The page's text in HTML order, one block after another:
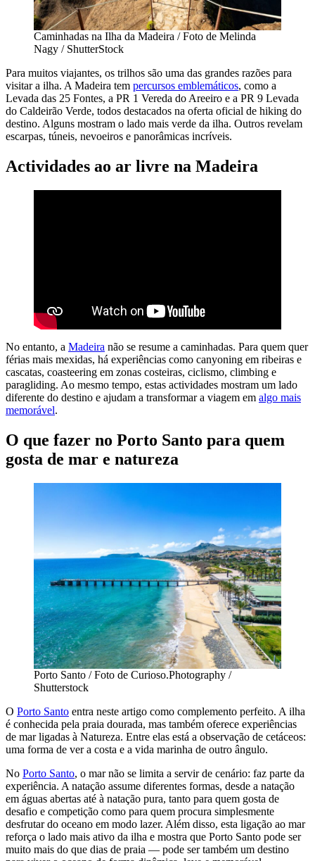
Caminhadas na Ilha da Madeira / Foto de Melinda
Nagy / ShutterStock
Para muitos viajantes, os trilhos são uma das grandes razões para
visitar a ilha. A Madeira tem percursos emblemáticos, como a
Levada das 25 Fontes, a PR 1 Vereda do Areeiro e a PR 9 Levada
do Caldeirão Verde, todos destacados na oferta oficial de hiking do
destino. Alguns mostram o lado mais verde da ilha. Outros revelam
escarpas, túneis, nevoeiros e panorâmicas incríveis.
Actividades ao ar livre na Madeira
No entanto, a Madeira não se resume a caminhadas. Para quem quer
férias mais mexidas, há experiências como canyoning em ribeiras e
cascatas, coasteering em zonas costeiras, ciclismo, climbing e
paragliding. Ao mesmo tempo, estas actividades mostram um lado
diferente do destino e ajudam a transformar a viagem em algo mais
memorável.
O que fazer no Porto Santo para quem
gosta de mar e natureza
Porto Santo / Foto de Curioso.Photography /
Shutterstock
O Porto Santo entra neste artigo como complemento perfeito. A ilha
é conhecida pela praia dourada, mas também oferece experiências
de mar ligadas à Natureza. Entre elas está a observação de cetáceos:
uma forma de ver a costa e a vida marinha de outro ângulo.
No Porto Santo, o mar não se limita a servir de cenário: faz parte da
experiência. A natação assume diferentes formas, desde a natação
em águas abertas até à natação pura, tanto para quem gosta de
desafio e competição como para quem procura simplesmente
desfrutar do oceano em modo lazer. Além disso, esta ligação ao mar
reforça o lado mais ativo da ilha e mostra que Porto Santo pode ser
muito mais do que dias de praia — pode ser também um destino